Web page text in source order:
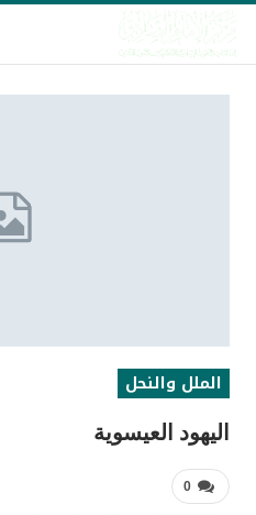
الملل والنحل
اليهود العيسوية
0